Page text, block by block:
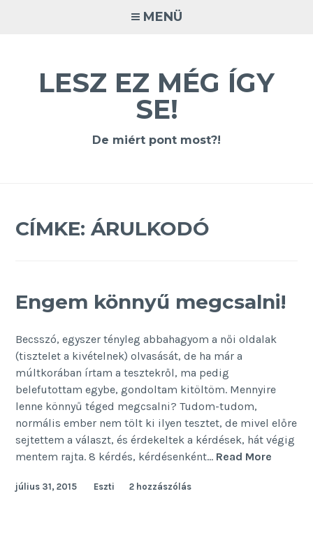
MENÜ
LESZ EZ MÉG ÍGY
SE!
De miért pont most?!
CÍMKE:ÁRULKODÓ
Engem könnyű megcsalni!
Becsszó, egyszer tényleg abbahagyom a női oldalak
(tisztelet a kivételnek) olvasását, de ha már a
múltkorában írtam a tesztekről, ma pedig
belefutottam egybe, gondoltam kitöltöm. Mennyire
lenne könnyű téged megcsalni? Tudom-tudom,
normális ember nem tölt ki ilyen tesztet, de mivel előre
sejtettem a választ, és érdekeltek a kérdések, hát végig
mentem rajta. 8 kérdés, kérdésenként… Read More
július 31, 2015 Eszti 2 hozzászólás